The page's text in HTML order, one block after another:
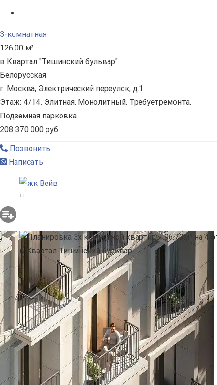
3-комнатная
126.00 м²
в Квартал "Тишинский бульвар"
Белорусская
г. Москва, Электрический переулок, д.1
Этаж: 4/14. Элитная. Монолитный. Требуетремонта.
Подземная парковка.
208 370 000 руб.
Позвонить
Написать